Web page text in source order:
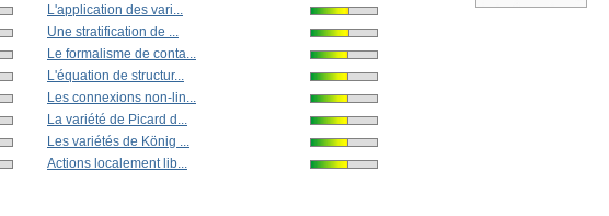
L'application des vari...
Une stratification de ...
Le formalisme de conta...
L'équation de structur...
Les connexions non-lin...
La variété de Picard d...
Les variétés de König ...
Actions localement lib...